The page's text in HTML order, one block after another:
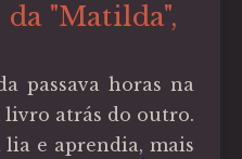
"Matilda",
passava horas na
atrás do outro.
e aprendia, mais